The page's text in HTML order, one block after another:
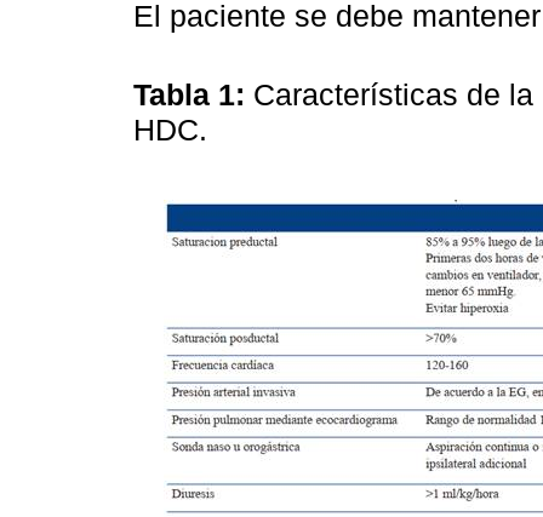
El paciente se debe
Tabla 1: Características de
HDC.